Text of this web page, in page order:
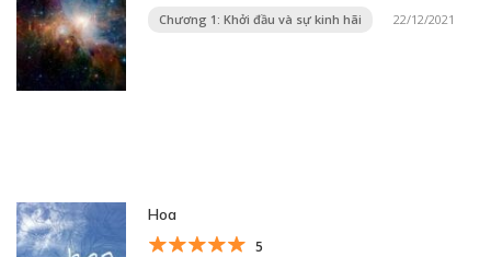
Chương 1: Khởi đầu và sự kinh hãi 22/12/2021
Hoa
5